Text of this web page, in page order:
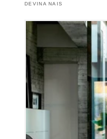
Produttore:
DEVINA NAIS